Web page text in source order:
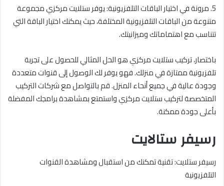
5. مرونة في اختيار الباقات التلفزيونية: يوفر ستلايت مركزي مجموعة
متنوعة من الباقات التلفزيونية المختلفة، حيث يمكنك اختيار الباقة التي
تتناسب مع اهتماماتك وميزانيتك.
باختصار، تركيب ستلايت مركزي هو الحل المثالي للحصول على تجربة
تلفزيونية ممتازة في منزلك. فهو يوفر لك الوصول إلى قنوات متعددة
وجودة عالية في جميع أنحاء المنزل. قم بالتواصل مع شركات التركيب
المتخصصة لتركيب ستلايت مركزي واستمتع بمشاهدة برامجك المفضلة
بأعلى جودة ممكنة.
رسيفر ستالايت
رسيفر ستلايت: تقنية تمكنك من استقبال ومشاهدة القنوات
التلفزيونية